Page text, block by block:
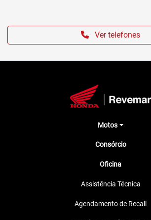
Ver telefones
Motos
Consórcio
Oficina
Assistência Técnica
Agendamento de Recall